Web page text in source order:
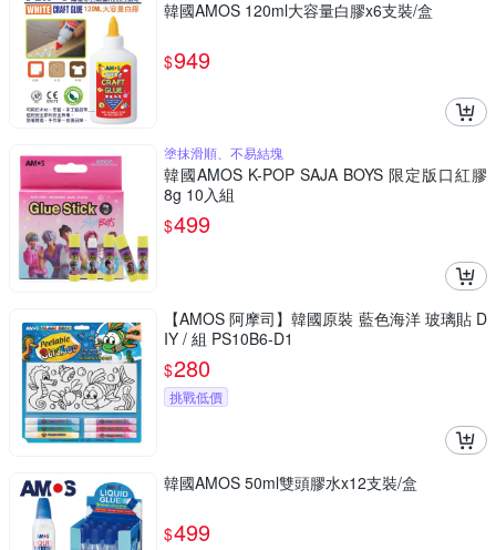
韓國AMOS 120ml大容量白膠x6支裝/盒
$949
塗抹滑順、不易結塊
韓國AMOS K-POP SAJA BOYS 限定版口紅膠
8g 10入組
$499
【AMOS 阿摩司】韓國原裝 藍色海洋 玻璃貼 D
IY / 組 PS10B6-D1
$280
挑戰低價
韓國AMOS 50ml雙頭膠水x12支裝/盒
$499